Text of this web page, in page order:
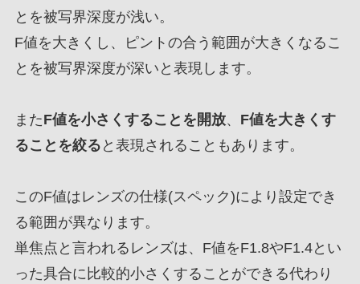
とを被写界深度が浅い。
F値を大きくし、ピントの合う範囲が大きくなるこ
とを被写界深度が深いと表現します。
またF値を小さくすることを開放、 F値を大きくす
ることを絞る と表現されることもあります。
このF値はレンズの仕様(スペック)により設定でき
る範囲が異なります。
単焦点と言われるレンズは、F値をF1.8やF1.4とい
った具合に比較的小さくすることができる代わり